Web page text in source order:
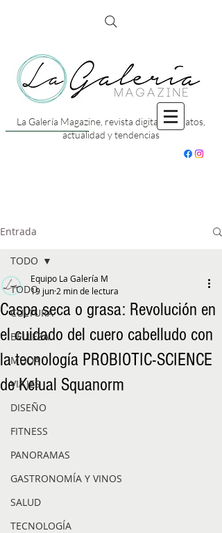
La Galería Magazine, revista digital con datos,
actualidad y tendencias
Entrada
TODO
CULTURA
BELLEZA
MODA
VIAJES
DISEÑO
FITNESS
PANORAMAS
GASTRONOMÍA Y VINOS
SALUD
TECNOLOGÍA
TODO
Caspa seca o grasa: Revolución en
el cuidado del cuero cabelludo con
la tecnología PROBIOTIC-SCIENCE
de Kelual Squanorm
Equipo La Galería M
19 jun 2 min de lectura